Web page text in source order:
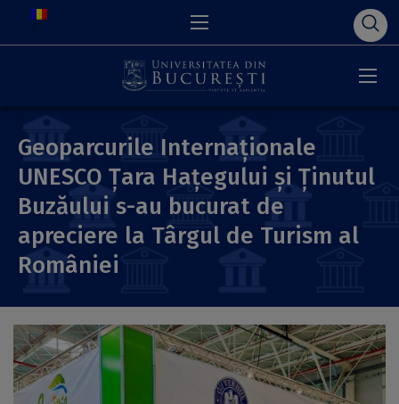
Geoparcurile Internaționale
UNESCO Țara Hațegului și Ținutul
Buzăului s-au bucurat de
apreciere la Târgul de Turism al
României